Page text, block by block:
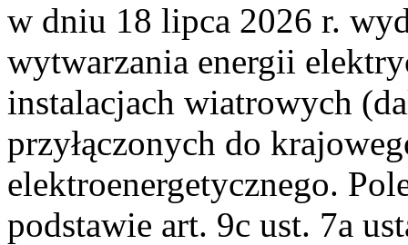
w dniu 18 lipca 2026 r.
wytwarzania energii
instalacjach wiatrowych
przyłączonych do
elektroenergetycznego.
podstawie art. 9c ust. 7a